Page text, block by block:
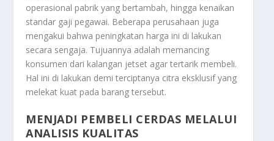
operasional pabrik yang bertambah, hingga kenaikan
standar gaji pegawai. Beberapa perusahaan juga
mengakui bahwa peningkatan harga ini di lakukan
secara sengaja. Tujuannya adalah memancing
konsumen dari kalangan jetset agar tertarik membeli.
Hal ini di lakukan demi terciptanya citra eksklusif yang
melekat kuat pada barang tersebut.
MENJADI PEMBELI CERDAS MELALUI
ANALISIS KUALITAS